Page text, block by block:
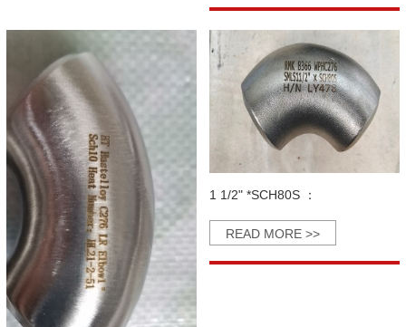
1 1/2" *SCH80S ：
READ MORE >>